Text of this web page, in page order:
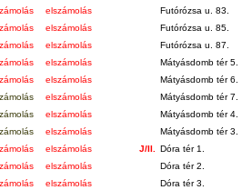
elszámolás Futórózsa u. 83.
elszámolás Futórózsa u. 85.
elszámolás Futórózsa u. 87.
elszámolás Mátyásdomb tér 5.
elszámolás Mátyásdomb tér 6.
elszámolás Mátyásdomb tér 7.
s elszámolás Mátyásdomb tér 4.
elszámolás Mátyásdomb tér 3.
elszámolás J/II. Dóra tér 1.
elszámolás Dóra tér 2.
elszámolás Dóra tér 3.